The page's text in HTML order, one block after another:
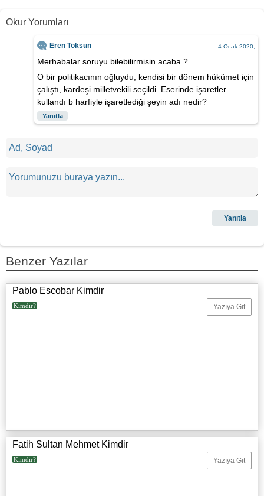
Okur Yorumları
Eren Toksun 4 Ocak 2020,
Merhabalar soruyu bilebilirmisin acaba ?
O bir politikacının oğluydu, kendisi bir dönem hükümet için
çalıştı, kardeşi milletvekili seçildi. Eserinde işaretler
kullandı b harfiyle işaretlediği şeyin adı nedir?
Yanıtla
Benzer Yazılar
Pablo Escobar Kimdir
Kimdir? Yazıya Git
Fatih Sultan Mehmet Kimdir
Kimdir? Yazıya Git